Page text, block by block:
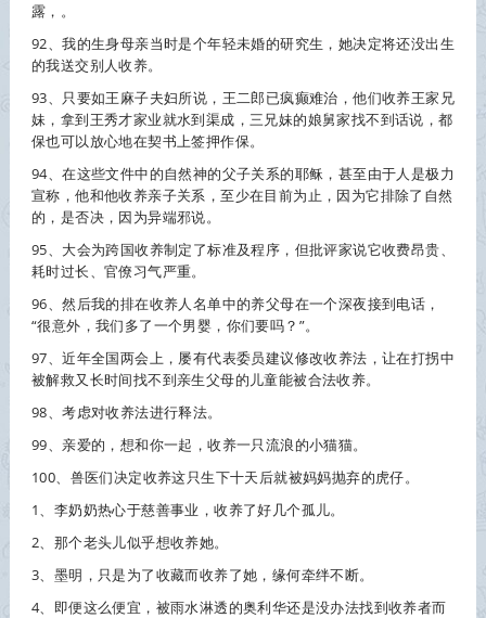
露，。
92、我的生身母亲当时是个年轻未婚的研究生，她决定将还没出生
的我送交别人收养。
93、只要如王麻子夫妇所说，王二郎已疯癫难治，他们收养王家兄
妹，拿到王秀才家业就水到渠成，三兄妹的娘舅家找不到话说，都
保也可以放心地在契书上签押作保。
94、在这些文件中的自然神的父子关系的耶稣，甚至由于人是极力
宣称，他和他收养亲子关系，至少在目前为止，因为它排除了自然
的，是否决，因为异端邪说。
95、大会为跨国收养制定了标准及程序，但批评家说它收费昂贵、
耗时过长、官僚习气严重。
96、然后我的排在收养人名单中的养父母在一个深夜接到电话，
“很意外，我们多了一个男婴，你们要吗？”。
97、近年全国两会上，屡有代表委员建议修改收养法，让在打拐中
被解救又长时间找不到亲生父母的儿童能被合法收养。
98、考虑对收养法进行释法。
99、亲爱的，想和你一起，收养一只流浪的小猫猫。
100、兽医们决定收养这只生下十天后就被妈妈抛弃的虎仔。
1、李奶奶热心于慈善事业，收养了好几个孤儿。
2、那个老头儿似乎想收养她。
3、墨明，只是为了收藏而收养了她，缘何牵绊不断。
4、即便这么便宜，被雨水淋透的奥利华还是没办法找到收养者而